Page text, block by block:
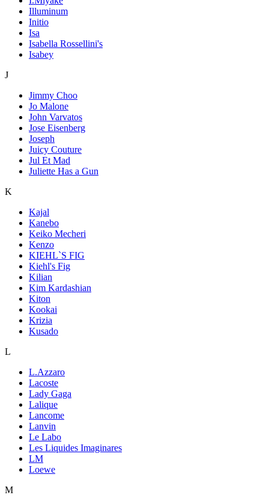
Illuminum
Initio
Isa
Isabella Rossellini's
Isabey
J
Jimmy Choo
Jo Malone
John Varvatos
Jose Eisenberg
Joseph
Juicy Couture
Jul Et Mad
Juliette Has a Gun
K
Kajal
Kanebo
Keiko Mecheri
Kenzo
KIEHL`S FIG
Kiehl's Fig
Kilian
Kim Kardashian
Kiton
Kookai
Krizia
Kusado
L
L.Azzaro
Lacoste
Lady Gaga
Lalique
Lancome
Lanvin
Le Labo
Les Liquides Imaginares
LM
Loewe
M